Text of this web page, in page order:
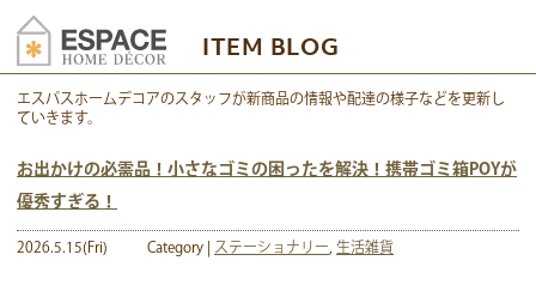
ITEM BLOG
エスパスホームデコアのスタッフが新商品の情報や配達の様子などを更新し
ていきます。
お出かけの必需品！小さなゴミの困ったを解決！携帯ゴミ箱POYが
優秀すぎる！
2026.5.15(Fri) Category | ステーショナリー ,生活雑貨